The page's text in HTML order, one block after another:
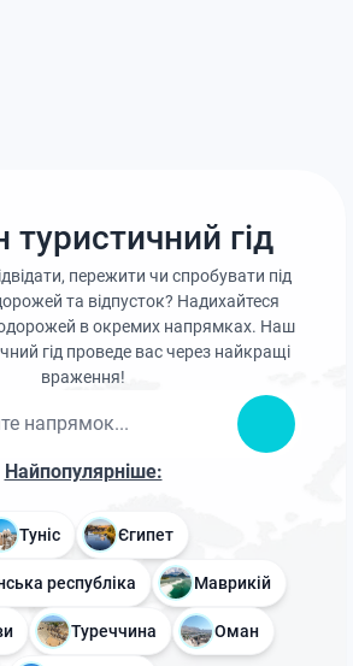
туристичний гід
пережити чи спробувати під
та відпусток? Надихайтеся
в окремих напрямках. Наш
гід проведе вас через найкращі
враження!
Найпопулярніше:
Туніс Єгипет
республіка Маврикій
Туреччина Оман